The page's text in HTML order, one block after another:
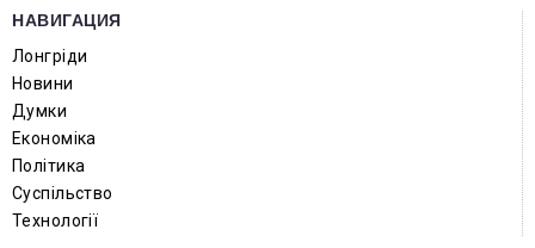
НАВИГАЦИЯ
Лонгріди
Новини
Думки
Економіка
Політика
Суспільство
Технології